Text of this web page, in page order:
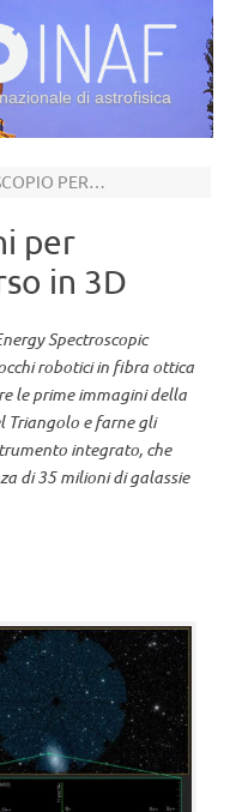
di astrofisica
PRIMA LUCE PER DESI, UN TELESCOPIO PER L’ENERGIA OSCURA
per
in 3D
Spectroscopic
robotici in fibra ottica
le prime immagini della
Triangolo e farne gli
integrato, che
di 35 milioni di galassie